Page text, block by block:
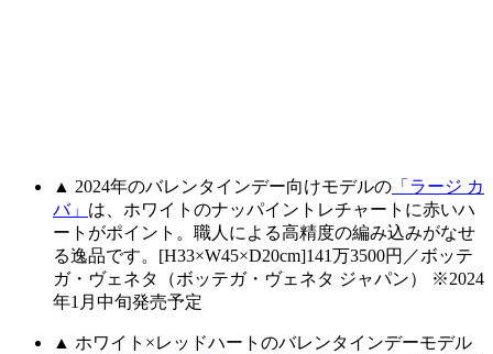
▲ 2024年のバレンタインデー向けモデルの 「ラージ カ
バ」 は、ホワイトのナッパイントレチャートに赤いハ
ートがポイント。職人による高精度の編み込みがなせ
る逸品です。[H33×W45×D20cm]141万3500円／ボッテ
ガ・ヴェネタ（ボッテガ・ヴェネタ ジャパン） ※2024
年1月中旬発売予定
▲ ホワイト×レッドハートのバレンタインデーモデル